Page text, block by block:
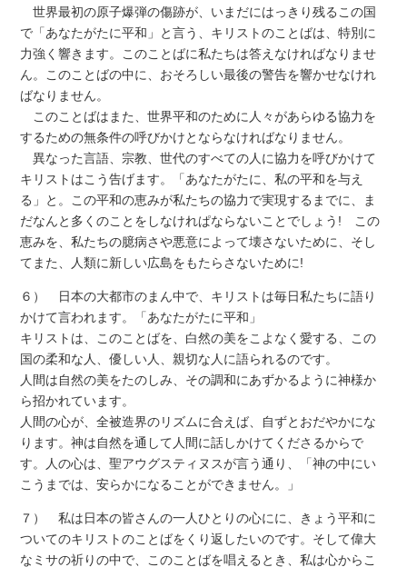
世界最初の原子爆弾の傷跡が、いまだにはっきり残るこの国
で「あなたがたに平和」と言う、キリストのことばは、特別に
力強く響きます。このことばに私たちは答えなければなりませ
ん。このことばの中に、おそろしい最後の警告を響かせなけれ
ばなりません。
このことばはまた、世界平和のために人々があらゆる協力を
するための無条件の呼びかけとならなければなりません。
異なった言語、宗教、世代のすべての人に協力を呼びかけて
キリストはこう告げます。「あなたがたに、私の平和を与え
る」と。この平和の恵みが私たちの協力で実現するまでに、ま
だなんと多くのことをしなけれぱならないことでしょう! この
恵みを、私たちの臆病さや悪意によって壊さないために、そし
てまた、人類に新しい広島をもたらさないために!
６） 日本の大都市のまん中で、キリストは毎日私たちに語り
かけて言われます。「あなたがたに平和」
キリストは、このことばを、白然の美をこよなく愛する、この
国の柔和な人、優しい人、親切な人に語られるのです。
人間は自然の美をたのしみ、その調和にあずかるように神様か
ら招かれています。
人間の心が、全被造界のリズムに合えば、自ずとおだやかにな
ります。神は自然を通して人間に話しかけてくださるからで
す。人の心は、聖アウグスティヌスが言う通り、「神の中にい
こうまでは、安らかになることができません。」
７） 私は日本の皆さんの一人ひとりの心にに、きょう平和に
ついてのキリストのことばをくり返したいのです。そして偉大
なミサの祈りの中で、このことばを唱えるとき、私は心からこ